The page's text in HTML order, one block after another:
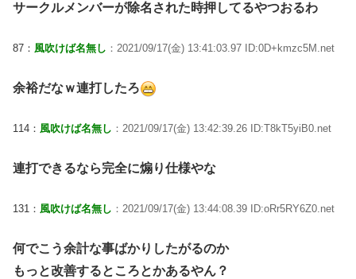
サークルメンバーが除名された時押してるやつおるわ
87： 風吹けば名無し ：2021/09/17(金) 13:41:03.97 ID:0D+kmzc5M.net
余裕だなｗ連打したろ
114： 風吹けば名無し ：2021/09/17(金) 13:42:39.26 ID:T8kT5yiB0.net
連打できるなら完全に煽り仕様やな
131： 風吹けば名無し ：2021/09/17(金) 13:44:08.39 ID:oRr5RY6Z0.net
何でこう余計な事ばかりしたがるのか
もっと改善するところとかあるやん？